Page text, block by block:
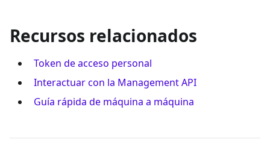
Recursos relacionados
Token de acceso personal
Interactuar con la Management API
Guía rápida de máquina a máquina